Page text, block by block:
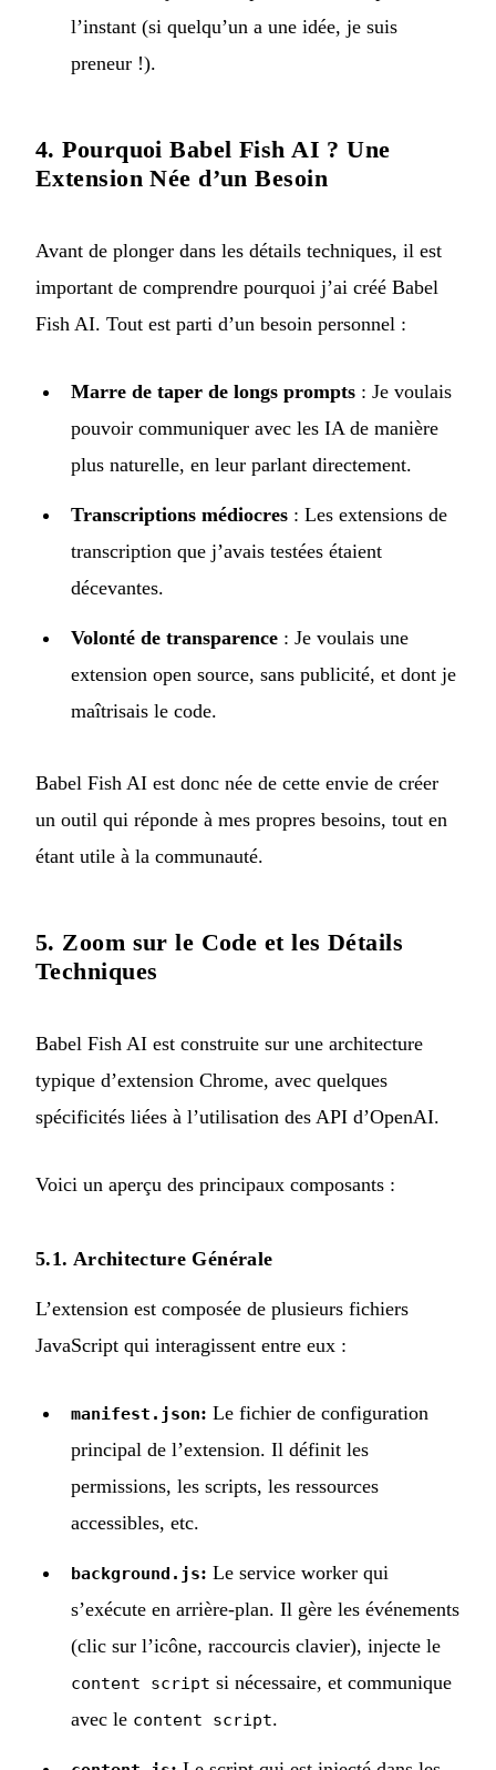
l’instant (si quelqu’un a une idée, je suis
preneur !).
4. Pourquoi Babel Fish AI ? Une
Extension Née d’un Besoin
Avant de plonger dans les détails techniques, il est
important de comprendre pourquoi j’ai créé Babel
Fish AI. Tout est parti d’un besoin personnel :
Marre de taper de longs prompts : Je voulais
pouvoir communiquer avec les IA de manière
plus naturelle, en leur parlant directement.
Transcriptions médiocres : Les extensions de
transcription que j’avais testées étaient
décevantes.
Volonté de transparence : Je voulais une
extension open source, sans publicité, et dont je
maîtrisais le code.
Babel Fish AI est donc née de cette envie de créer
un outil qui réponde à mes propres besoins, tout en
étant utile à la communauté.
5. Zoom sur le Code et les Détails
Techniques
Babel Fish AI est construite sur une architecture
typique d’extension Chrome, avec quelques
spécificités liées à l’utilisation des API d’OpenAI.
Voici un aperçu des principaux composants :
5.1. Architecture Générale
L’extension est composée de plusieurs fichiers
JavaScript qui interagissent entre eux :
manifest.json: Le fichier de configuration
principal de l’extension. Il définit les
permissions, les scripts, les ressources
accessibles, etc.
background.js: Le service worker qui
s’exécute en arrière-plan. Il gère les événements
(clic sur l’icône, raccourcis clavier), injecte le
content script si nécessaire, et communique
avec le content script.